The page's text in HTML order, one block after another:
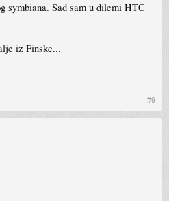
symbiana. Sad sam u dilemi HTC
iz Finske...
#9